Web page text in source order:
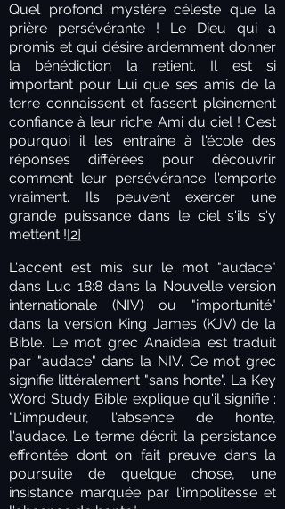
Quel profond mystère céleste que la
prière persévérante ! Le Dieu qui a
promis et qui désire ardemment donner
la bénédiction la retient. Il est si
important pour Lui que ses amis de la
terre connaissent et fassent pleinement
confiance à leur riche Ami du ciel ! C'est
pourquoi il les entraîne à l'école des
réponses différées pour découvrir
comment leur persévérance l'emporte
vraiment. Ils peuvent exercer une
grande puissance dans le ciel s'ils s'y
mettent ![2]
L'accent est mis sur le mot "audace"
dans Luc 18:8 dans la Nouvelle version
internationale (NIV) ou "importunité"
dans la version King James (KJV) de la
Bible. Le mot grec Anaideia est traduit
par "audace" dans la NIV. Ce mot grec
signifie littéralement "sans honte". La Key
Word Study Bible explique qu'il signifie :
"L'impudeur, l'absence de honte,
l'audace. Le terme décrit la persistance
effrontée dont on fait preuve dans la
poursuite de quelque chose, une
insistance marquée par l'impolitesse et